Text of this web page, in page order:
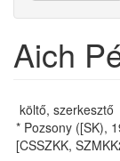
Aich
költő, szerkesztő
* Pozsony ([SK),
[CSSZKK,